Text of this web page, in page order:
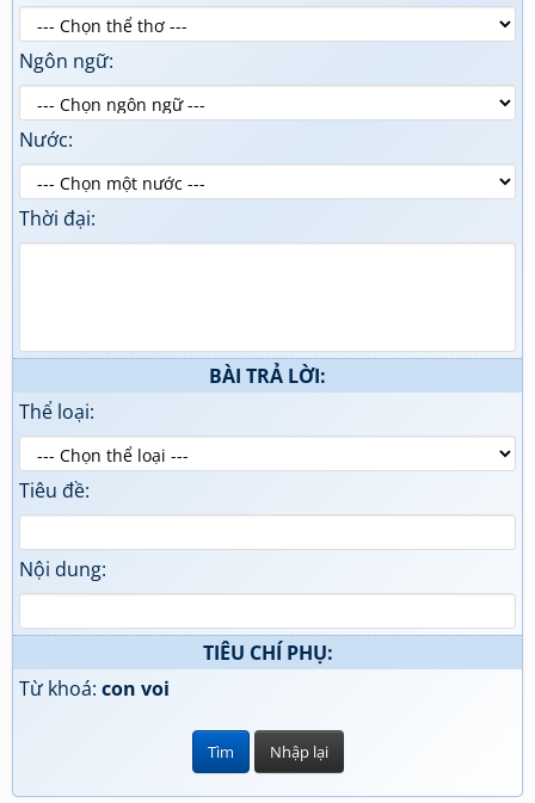
Ngôn ngữ:
Nước:
Thời đại:
BÀI TRẢ LỜI:
Thể loại:
Tiêu đề:
Nội dung:
TIÊU CHÍ PHỤ:
Từ khoá: con voi